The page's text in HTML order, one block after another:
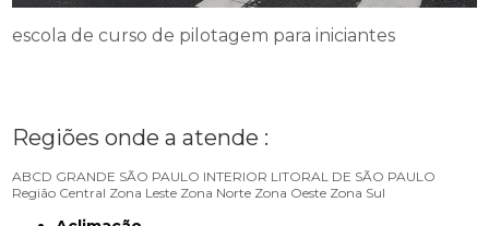
escola de curso de pilotagem para iniciantes
Regiões onde a atende :
ABCD GRANDE SÃO PAULO INTERIOR LITORAL DE SÃO PAULO
Região Central Zona Leste Zona Norte Zona Oeste Zona Sul